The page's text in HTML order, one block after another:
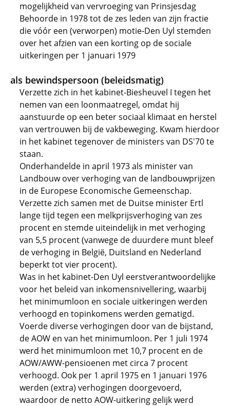
mogelijkheid van vervroeging van Prinsjesdag
Behoorde in 1978 tot de zes leden van zijn fractie
die vóór een (verworpen) motie-Den Uyl stemden
over het afzien van een korting op de sociale
uitkeringen per 1 januari 1979
als bewindspersoon (beleidsmatig)
Verzette zich in het kabinet-Biesheuvel I tegen het
nemen van een loonmaatregel, omdat hij
aanstuurde op een beter sociaal klimaat en herstel
van vertrouwen bij de vakbeweging. Kwam hierdoor
in het kabinet tegenover de ministers van DS'70 te
staan.
Onderhandelde in april 1973 als minister van
Landbouw over verhoging van de landbouwprijzen
in de Europese Economische Gemeenschap.
Verzette zich samen met de Duitse minister Ertl
lange tijd tegen een melkprijsverhoging van zes
procent en stemde uiteindelijk in met verhoging
van 5,5 procent (vanwege de duurdere munt bleef
de verhoging in België, Duitsland en Nederland
beperkt tot vier procent).
Was in het kabinet-Den Uyl eerstverantwoordelijke
voor het beleid van inkomensnivellering, waarbij
het minimumloon en sociale uitkeringen werden
verhoogd en topinkomens werden gematigd.
Voerde diverse verhogingen door van de bijstand,
de AOW en van het minimumloon. Per 1 juli 1974
werd het minimumloon met 10,7 procent en de
AOW/AWW-pensioenen met circa 7 procent
verhoogd. Ook per 1 april 1975 en 1 januari 1976
werden (extra) verhogingen doorgevoerd,
waardoor de netto AOW-uitkering gelijk werd